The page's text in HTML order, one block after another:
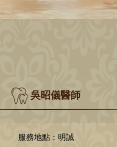
吳昭儀醫師
服務地點：明誠